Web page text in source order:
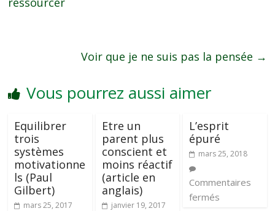
Voir que je ne suis pas la pensée →
Vous pourrez aussi aimer
Equilibrer
trois
systèmes
motivationne
ls (Paul
Gilbert)
mars 25, 2017
Etre un
parent plus
conscient et
moins réactif
(article en
anglais)
janvier 19, 2017
L’esprit
épuré
mars 25, 2018
Commentaires
fermés